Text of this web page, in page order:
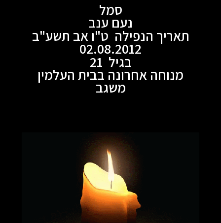
סמל
נעם ענב
תאריך הנפילה ט"ו אב תשע"ב
02.08.2012
בגיל 21
מנוחה אחרונה בבית העלמין
משגב